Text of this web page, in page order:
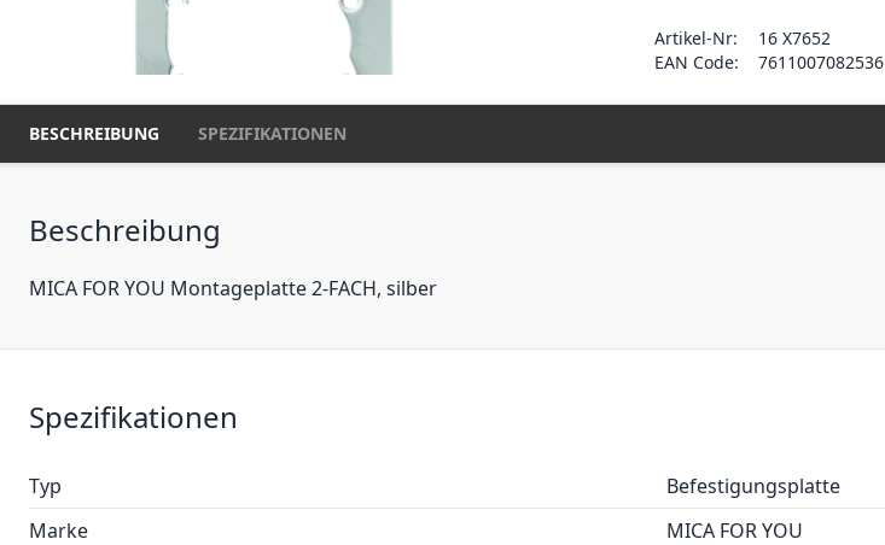
Artikel-Nr:
16 X7652
EAN Code:
7611007082536
BESCHREIBUNG SPEZIFIKATIONEN
Beschreibung
MICA FOR YOU Montageplatte 2-FACH, silber
Spezifikationen
Typ
Befestigungsplatte
Marke
MICA FOR YOU